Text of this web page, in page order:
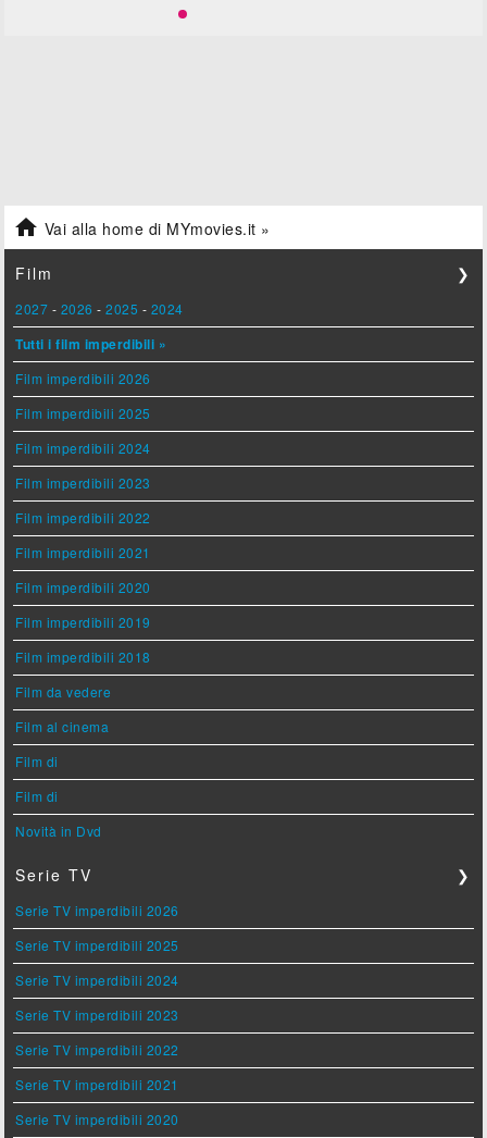
 Vai alla home di MYmovies.it »
Film ❯
2027 - 2026 -2025 - 2024
Tutti i film imperdibili »
Film imperdibili 2026
Film imperdibili 2025
Film imperdibili 2024
Film imperdibili 2023
Film imperdibili 2022
Film imperdibili 2021
Film imperdibili 2020
Film imperdibili 2019
Film imperdibili 2018
Film da vedere
Film al cinema
Film di
Film di
Novità in Dvd
Serie TV ❯
Serie TV imperdibili 2026
Serie TV imperdibili 2025
Serie TV imperdibili 2024
Serie TV imperdibili 2023
Serie TV imperdibili 2022
Serie TV imperdibili 2021
Serie TV imperdibili 2020